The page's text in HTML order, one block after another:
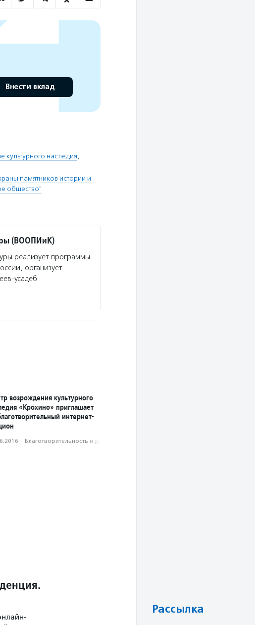
Внести вклад
культурного наследия,
памятников истории и
общество"
(ВООПИиК)
реализует программы
организует
усадеб.
возрождения культурного
«Крохино» приглашает
интернет-
· Благотвори­тель­ность и доброволь­чест­во
Рассылка